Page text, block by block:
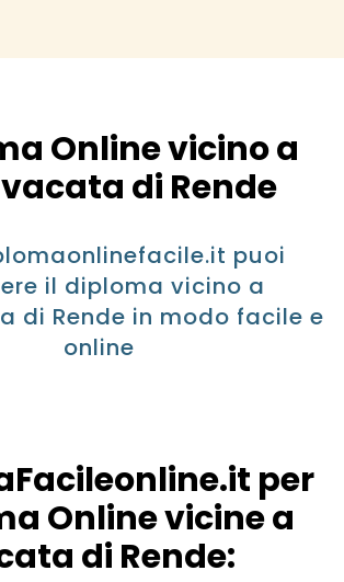
Online vicino a
di Rende
puoi
il diploma vicino a
di Rende in modo facile e
online
per
Online vicine a
di Rende: